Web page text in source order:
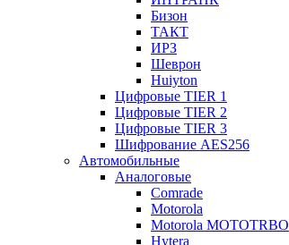
Бизон
ТАКТ
ИРЗ
Шеврон
Huiyton
Цифровые TIER 1
Цифровые TIER 2
Цифровые TIER 3
Шифрование AES256
Автомобильные
Аналоговые
Comrade
Motorola
Motorola MOTOTRBO
Hytera